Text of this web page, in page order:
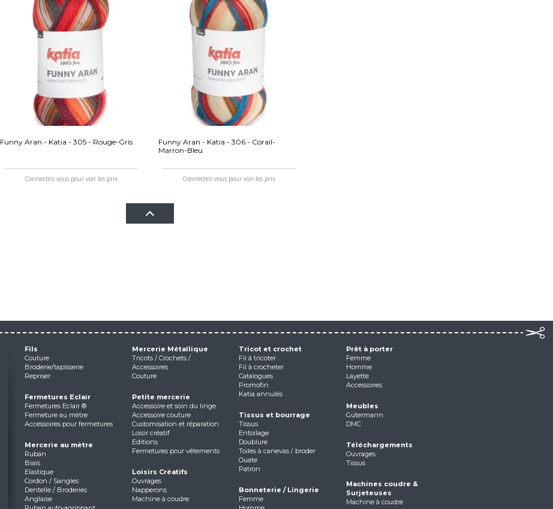
Funny Aran - Katia - 305 - Rouge-Gris
Connectez-vous pour voir les prix
Funny Aran - Katia - 306 - Corail-
Marron-Bleu
Connectez-vous pour voir les prix
Fils
Couture
Broderie/tapisserie
Repriser
Fermetures Eclair
Fermetures Eclair ®
Fermeture au mètre
Accessoires pour fermetures
Mercerie au mètre
Ruban
Biais
Elastique
Cordon / Sangles
Dentelle / Broderies
Anglaise
Mercerie Métallique
Tricots / Crochets /
Accessoires
Couture
Petite mercerie
Accessoire et soin du linge
Accessoire couture
Customisation et réparation
Loisir créatif
Editions
Fermetures pour vêtements
Loisirs Créatifs
Ouvrages
Napperons
Machine à coudre
Tricot et crochet
Fil à tricoter
Fil à crocheter
Catalogues
Promofin
Katia annulés
Tissus et bourrage
Tissus
Entoilage
Doublure
Toiles à canevas / broder
Ouate
Patron
Bonneterie / Lingerie
Femme
Prêt à porter
Femme
Homme
Layette
Accessoires
Meubles
Gütermann
DMC
Téléchargements
Ouvrages
Tissus
Machines coudre &
Surjeteuses
Machine à coudre